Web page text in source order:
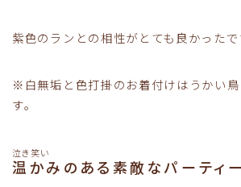
紫色のランとの相性がとても良かった
※白無垢と色打掛のお着付けはうかい
す。
泣き笑い
温かみのある素敵なパーティー